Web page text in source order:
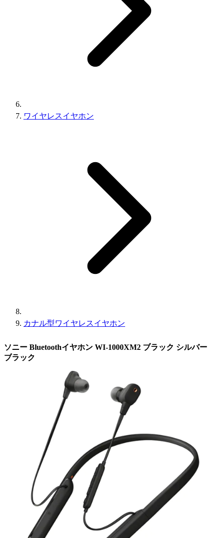
ワイヤレスイヤホン
カナル型ワイヤレスイヤホン
ソニー Bluetoothイヤホン WI-1000XM2 ブラック シルバー
ブラック